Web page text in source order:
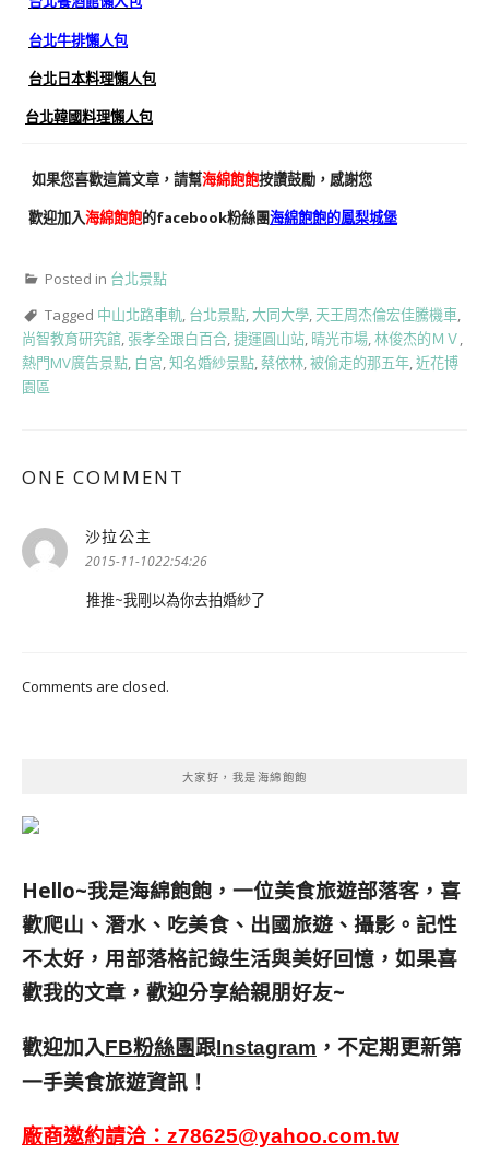
台北牛排懶人包
台北日本料理懶人包
台北韓國料理懶人包
如果您喜歡這篇文章，請幫海綿飽飽按讚鼓勵，感謝您
歡迎加入海綿飽飽的facebook粉絲團海綿飽飽的鳳梨城堡
Posted in 台北景點
Tagged 中山北路車軌, 台北景點,大同大學, 天王周杰倫宏佳騰機車,
尚智教育研究館, 張孝全跟白百合,捷運圓山站, 晴光市場,林俊杰的ＭＶ,
熱門MV廣告景點, 白宮,知名婚紗景點,蔡依林,被偷走的那五年,近花博
園區
ONE COMMENT
沙拉公主
示:
2015-11-1022:54:26
推推~我剛以為你去拍婚紗了
Comments are closed.
大家好，我是海綿飽飽
Hello~我是海綿飽飽，一位美食旅遊部落客， 喜
歡爬山、潛水、吃美食、出國旅遊、攝影。 記性
不太好，用部落格記錄生活與美好回憶， 如果喜
歡我的文章，歡迎分享給親朋好友~
歡迎加入FB粉絲團跟Instagram ，不定期更新第
一手美食旅遊資訊！
廠商邀約請洽： z78625@yahoo.com.tw